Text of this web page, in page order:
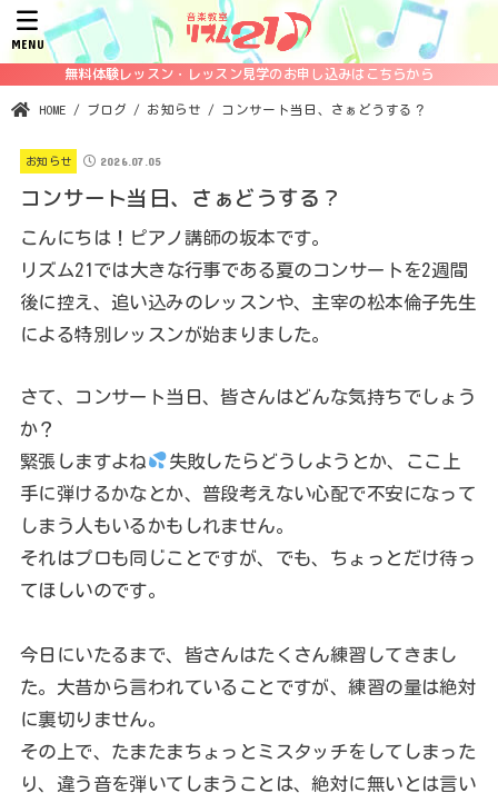
MENU
無料体験レッスン・レッスン見学のお申し込みはこちらから
HOME ブログ お知らせ コンサート当日、さぁどうする？
お知らせ 2026.07.05
コンサート当日、さぁどうする？
こんにちは！ピアノ講師の坂本です。
リズム21では大きな行事である夏のコンサートを2週間
後に控え、追い込みのレッスンや、主宰の松本倫子先生
による特別レッスンが始まりました。
さて、コンサート当日、皆さんはどんな気持ちでしょう
か？
緊張しますよね
失敗したらどうしようとか、ここ上
手に弾けるかなとか、普段考えない心配で不安になって
しまう人もいるかもしれません。
それはプロも同じことですが、でも、ちょっとだけ待っ
てほしいのです。
今日にいたるまで、皆さんはたくさん練習してきまし
た。大昔から言われていることですが、練習の量は絶対
に裏切りません。
その上で、たまたまちょっとミスタッチをしてしまった
り、違う音を弾いてしまうことは、絶対に無いとは言い